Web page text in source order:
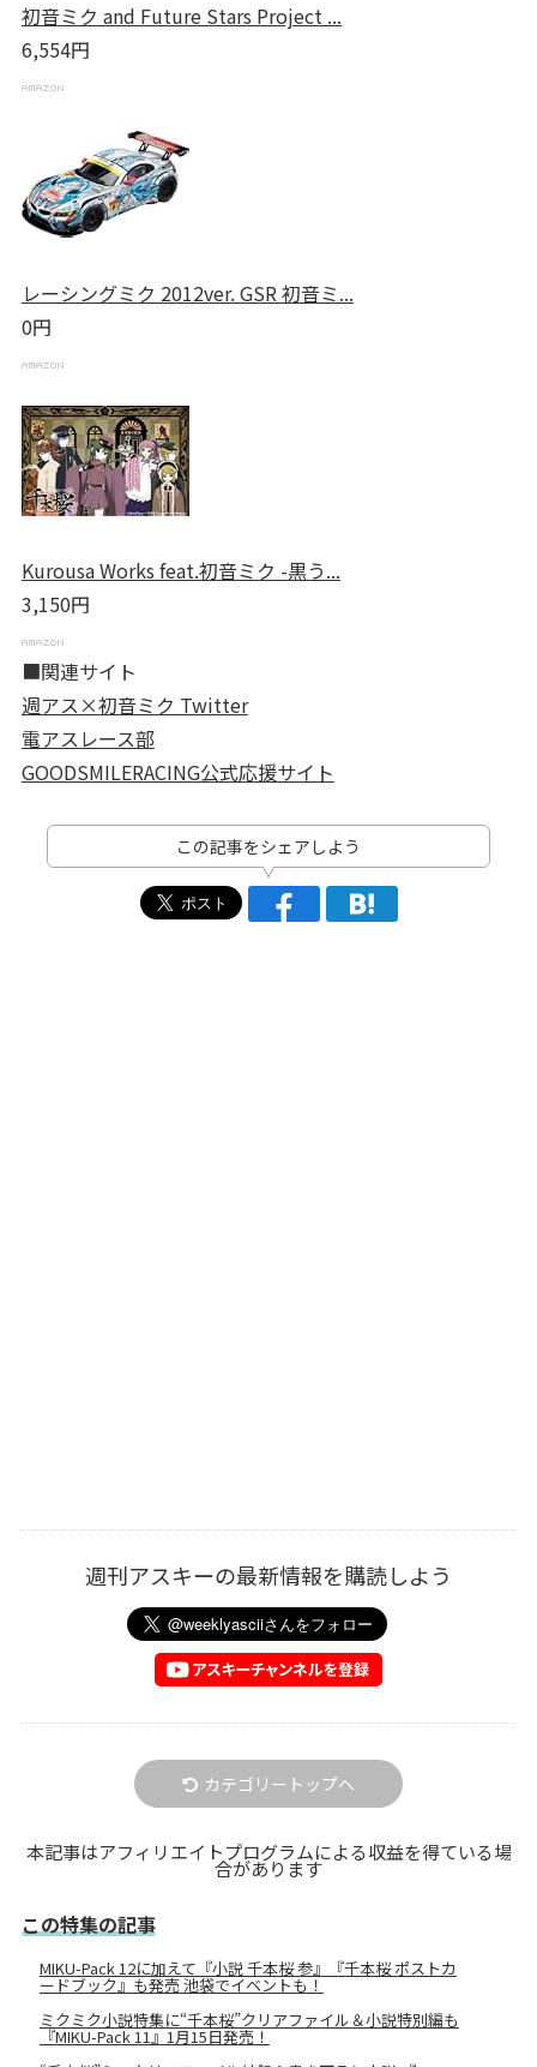
初音ミク and Future Stars Project ...
6,554円
レーシングミク 2012ver. GSR 初音ミ...
0円
Kurousa Works feat.初音ミク -黒う...
3,150円
■関連サイト
週アス×初音ミク Twitter
電アスレース部
GOODSMILERACING公式応援サイト
この記事をシェアしよう
週刊アスキーの最新情報を購読しよう
カテゴリートップへ
本記事はアフィリエイトプログラムによる収益を得ている場
合があります
この特集の記事
MIKU-Pack 12に加えて『小説 千本桜 参』『千本桜 ポストカ
ードブック』も発売 池袋でイベントも！
ミクミク小説特集に“千本桜”クリアファイル＆小説特別編も
『MIKU-Pack 11』1月15日発売！